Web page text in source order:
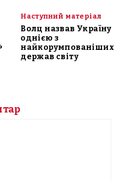
Наступний матеріал
Волц назвав Україну
однією з
найкорумпованіших
держав світу